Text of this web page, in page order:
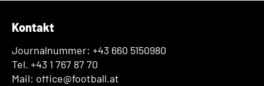
Kontakt
Journalnummer: +43 660 5150980
Tel. +43 1 767 87 70
Mail: office@football.at